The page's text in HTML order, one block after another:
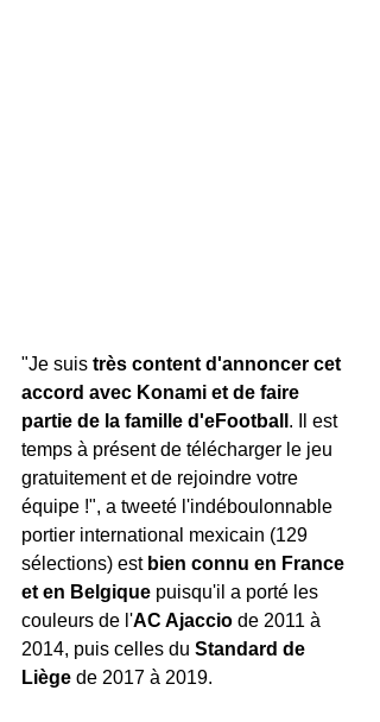
"Je suis très content d'annoncer cet
accord avec Konami et de faire
partie de la famille d'eFootball . Il est
temps à présent de télécharger le jeu
gratuitement et de rejoindre votre
équipe !", a tweeté l'indéboulonnable
portier international mexicain (129
sélections) est bien connu en France
et en Belgique puisqu'il a porté les
couleurs de l'AC Ajaccio de 2011 à
2014, puis celles du Standard de
Liège de 2017 à 2019.